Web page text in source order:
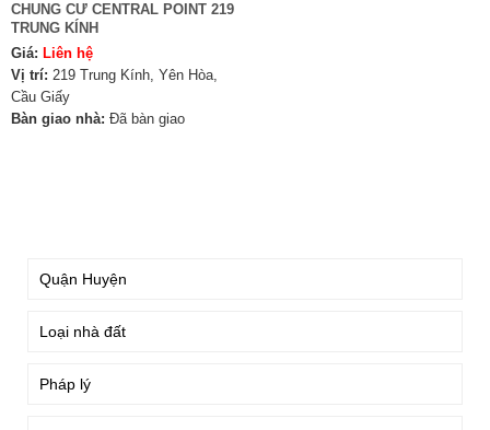
CHUNG CƯ CENTRAL POINT 219
TRUNG KÍNH
Giá: Liên hệ
Vị trí: 219 Trung Kính, Yên Hòa,
Cầu Giấy
Bàn giao nhà: Đã bàn giao